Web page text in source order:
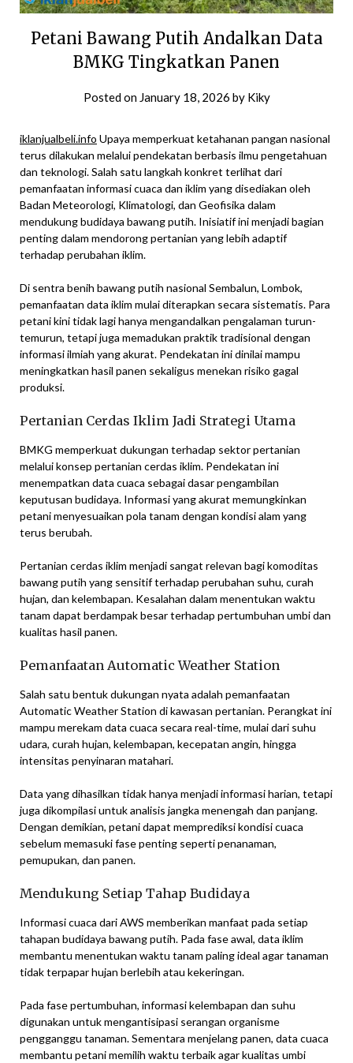
Petani Bawang Putih Andalkan Data
BMKG Tingkatkan Panen
Posted on January 18, 2026 by Kiky
iklanjualbeli.info Upaya memperkuat ketahanan pangan nasional
terus dilakukan melalui pendekatan berbasis ilmu pengetahuan
dan teknologi. Salah satu langkah konkret terlihat dari
pemanfaatan informasi cuaca dan iklim yang disediakan oleh
Badan Meteorologi, Klimatologi, dan Geofisika dalam
mendukung budidaya bawang putih. Inisiatif ini menjadi bagian
penting dalam mendorong pertanian yang lebih adaptif
terhadap perubahan iklim.
Di sentra benih bawang putih nasional Sembalun, Lombok,
pemanfaatan data iklim mulai diterapkan secara sistematis. Para
petani kini tidak lagi hanya mengandalkan pengalaman turun-
temurun, tetapi juga memadukan praktik tradisional dengan
informasi ilmiah yang akurat. Pendekatan ini dinilai mampu
meningkatkan hasil panen sekaligus menekan risiko gagal
produksi.
Pertanian Cerdas Iklim Jadi Strategi Utama
BMKG memperkuat dukungan terhadap sektor pertanian
melalui konsep pertanian cerdas iklim. Pendekatan ini
menempatkan data cuaca sebagai dasar pengambilan
keputusan budidaya. Informasi yang akurat memungkinkan
petani menyesuaikan pola tanam dengan kondisi alam yang
terus berubah.
Pertanian cerdas iklim menjadi sangat relevan bagi komoditas
bawang putih yang sensitif terhadap perubahan suhu, curah
hujan, dan kelembapan. Kesalahan dalam menentukan waktu
tanam dapat berdampak besar terhadap pertumbuhan umbi dan
kualitas hasil panen.
Pemanfaatan Automatic Weather Station
Salah satu bentuk dukungan nyata adalah pemanfaatan
Automatic Weather Station di kawasan pertanian. Perangkat ini
mampu merekam data cuaca secara real-time, mulai dari suhu
udara, curah hujan, kelembapan, kecepatan angin, hingga
intensitas penyinaran matahari.
Data yang dihasilkan tidak hanya menjadi informasi harian, tetapi
juga dikompilasi untuk analisis jangka menengah dan panjang.
Dengan demikian, petani dapat memprediksi kondisi cuaca
sebelum memasuki fase penting seperti penanaman,
pemupukan, dan panen.
Mendukung Setiap Tahap Budidaya
Informasi cuaca dari AWS memberikan manfaat pada setiap
tahapan budidaya bawang putih. Pada fase awal, data iklim
membantu menentukan waktu tanam paling ideal agar tanaman
tidak terpapar hujan berlebih atau kekeringan.
Pada fase pertumbuhan, informasi kelembapan dan suhu
digunakan untuk mengantisipasi serangan organisme
pengganggu tanaman. Sementara menjelang panen, data cuaca
membantu petani memilih waktu terbaik agar kualitas umbi